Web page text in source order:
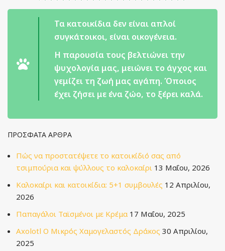
Τα κατοικίδια δεν είναι απλοί
συγκάτοικοι, είναι οικογένεια.
Η παρουσία τους βελτιώνει την
ψυχολογία μας, μειώνει το άγχος και
γεμίζει τη ζωή μας αγάπη. Όποιος
έχει ζήσει με ένα ζώο, το ξέρει καλά.
ΠΡΌΣΦΑΤΑ ΆΡΘΡΑ
Πώς να προστατέψετε το κατοικίδιό σας από
τσιμπούρια και ψύλλους το καλοκαίρι 13 Μαΐου, 2026
Καλοκαίρι και κατοικίδια: 5+1 συμβουλές 12 Απριλίου,
2026
Παπαγάλοι Ταϊσμένοι με Κρέμα 17 Μαΐου, 2025
Axolotl Ο Μικρός Χαμογελαστός Δράκος 30 Απριλίου,
2025